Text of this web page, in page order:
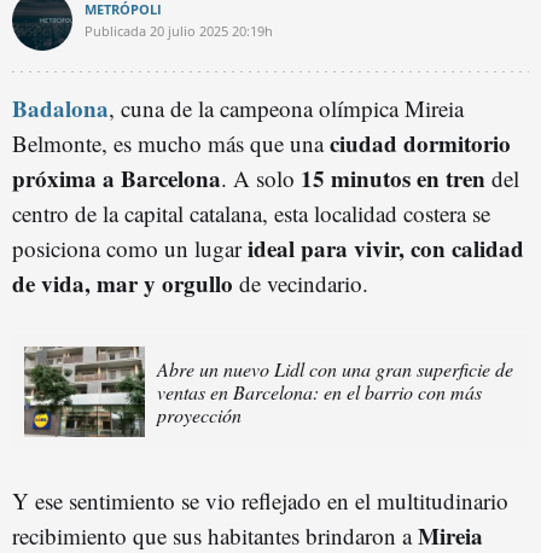
METRÓPOLI
Publicada 20 julio 2025 20:19h
Badalona, cuna de la campeona olímpica Mireia
Belmonte, es mucho más que unaciudad dormitorio
próxima a Barcelona. A solo 15 minutos en tren del
centro de la capital catalana, esta localidad costera se
posiciona como un lugarideal para vivir, con calidad
de vida, mar y orgullo de vecindario.
Abre un nuevo Lidl con una gran superficie de
ventas en Barcelona: en el barrio con más
proyección
Y ese sentimiento se vio reflejado en el multitudinario
recibimiento que sus habitantes brindaron aMireia